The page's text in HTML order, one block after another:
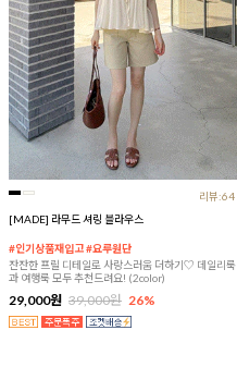
리뷰:64
[MADE] 라무드 셔링 블라우스
#인기상품재입고 #요루원단
잔잔한 프릴 디테일로 사랑스러움 더하기♡ 데일리룩
과 여행룩 모두 추천드려요! (2color)
29,000원 39,000원 26%